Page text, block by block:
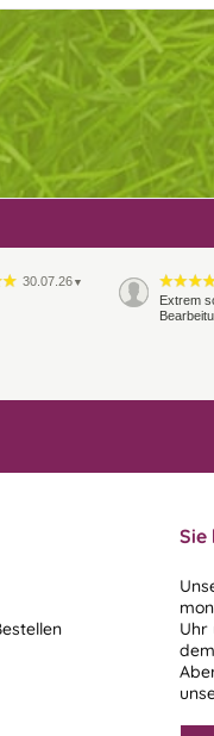
30.07.26 ▼
Extrem
Sie
Uhr
dem